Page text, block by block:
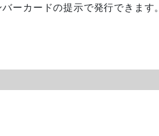
カードの提示で発行できます。